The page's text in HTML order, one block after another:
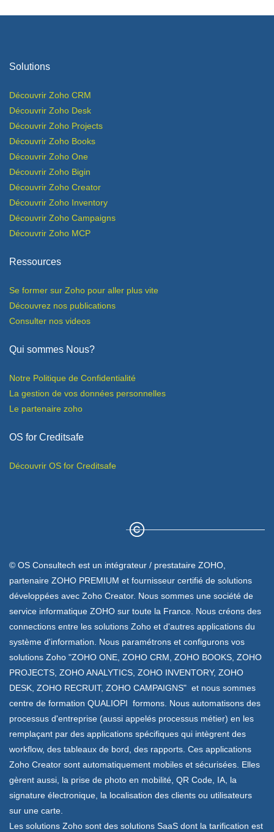
Solutions
Découvrir Zoho CRM
Découvrir Zoho Desk
​Découvrir Zoho Projects
Découvrir Zoho Books
Découvrir Zoho One
Découvrir Zoho Bigin
Découvrir Zoho Creator
Découvrir Zoho Inventory
Découvrir Zoho Campaigns
Découvrir Zoho MCP
Ressources
Se former sur Zoho pour aller plus vite
Découvrez nos publications
Consulter nos videos
Qui sommes Nous?
Notre Politique de Confidentialité
​La gestion de vos données personnelles
Le partenaire zoho
OS for Creditsafe
Découvrir OS for Creditsafe
© OS Consultech est un intégrateur / prestataire ZOHO,
partenaire ZOHO PREMIUM et fournisseur certifié de solutions
développées avec Zoho Creator. Nous sommes une société de
service informatique ZOHO sur toute la France. Nous créons des
connections entre les solutions Zoho et d'autres applications du
système d'information. Nous paramétrons et configurons vos
solutions Zoho "ZOHO ONE, ZOHO CRM, ZOHO BOOKS, ZOHO
PROJECTS, ZOHO ANALYTICS, ZOHO INVENTORY, ZOHO
DESK, ZOHO RECRUIT, ZOHO CAMPAIGNS" et nous sommes
centre de formation QUALIOPI formons. Nous automatisons des
processus d'entreprise (aussi appelés processus métier) en les
remplaçant par des applications spécifiques qui intègrent des
workflow, des tableaux de bord, des rapports. Ces applications
Zoho Creator sont automatiquement mobiles et sécurisées. Elles
gèrent aussi, la prise de photo en mobilité, QR Code, IA, la
signature électronique, la localisation des clients ou utilisateurs
sur une carte.
Les solutions Zoho sont des solutions SaaS dont la tarification est